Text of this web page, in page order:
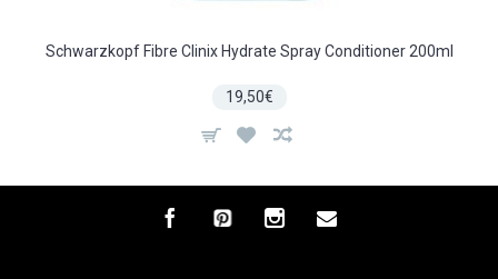
Schwarzkopf Fibre Clinix Hydrate Spray Conditioner 200ml
19,50€